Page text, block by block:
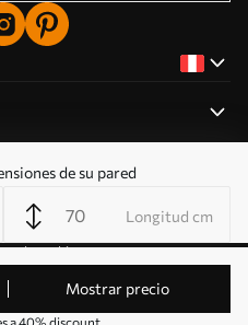
de su pared
Longitud cm
Mostrar precio
a 40% discount.
de cookies
los derechos reservados.
o.o. CIF: PL9223057591.